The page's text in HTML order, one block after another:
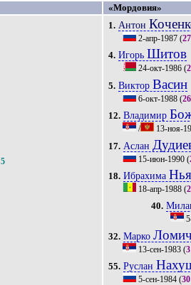
«Мордовия»
5
1. Антон
2-апр-1987 (27
4. ИгорьШитов
24-окт-1986 (
5. Виктор Васин
6-окт-1988 (26
12. Владимир
/ 13-ноя-
17. Аслан
15-июн-1990 (
18. Ибрахима
18-апр-1988 (
40.
32. МаркоЛомич
13-сен-1983 (
55. Руслан
5-сен-1984 (30